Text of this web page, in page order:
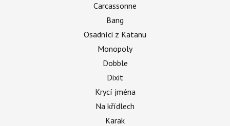
Carcassonne
Bang
Osadníci z Katanu
Monopoly
Dobble
Dixit
Krycí jména
Na křídlech
Karak